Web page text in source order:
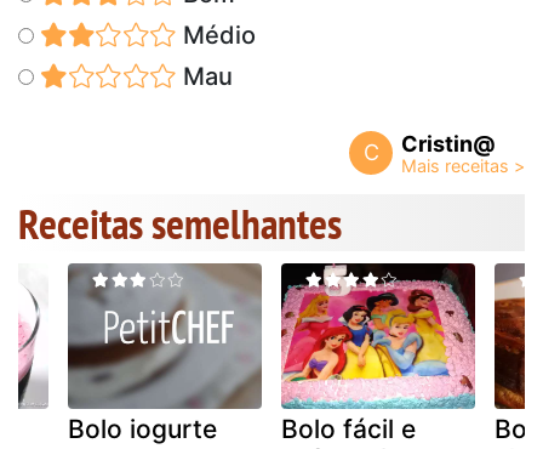
Médio
Mau
C Cristin@
Receitas semelhantes
Bolo iogurte
Bolo fácil e